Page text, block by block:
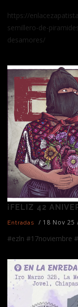
https://
semillero-de-
desamores/
¡FELIZ 42
Entradas / 18 Nov 25
#ezln #17noviembre